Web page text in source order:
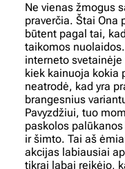
Ne vienas žmogus
praverčia. Štai Ona
būtent pagal tai,
taikomos
interneto
kiek kainuoja kokia
neatrodė, kad yra
brangesnius
Pavyzdžiui, tuo
paskolos
ir šimto. Tai aš
akcijas labiausiai
tikrai labai reikėjo,